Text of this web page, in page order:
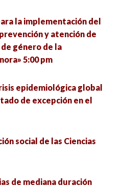
del Cambio
Lingüística o lenguaje
y género» 5:00 pm
climático en tiempos de
la implementación del
y atención de
género de la
5:00 pm
epidemiológica global
de excepción en el
social de las Ciencias
de mediana duración